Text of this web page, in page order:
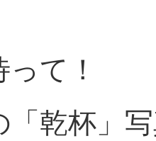
て！
「乾杯」